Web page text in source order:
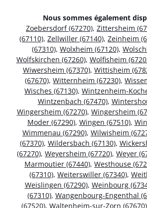
Nous sommes également
Zoebersdorf (67270), Zittersheim
(67110), Zellwiller (67140), Zeinheim
(67310), Wolxheim (67120),
Wolfskirchen (67260), Wolfisheim
Wiwersheim (67370), Wittisheim
(67670), Witternheim (67230),
Wisches (67130), Wintzenheim-
Wintzenbach (67470),
Wingersheim (67270), Wingersheim
Moder (67290), Wingen (67510),
Wimmenau (67290), Wilwisheim
(67370), Wildersbach (67130),
(67270), Weyersheim (67720), Weyer
Marmoutier (67440), Westhouse
(67310), Weiterswiller (67340),
Weislingen (67290), Weinbourg
(67310), Wangenbourg-Engenthal
(67520), Waltenheim-sur-Zorn (67670)